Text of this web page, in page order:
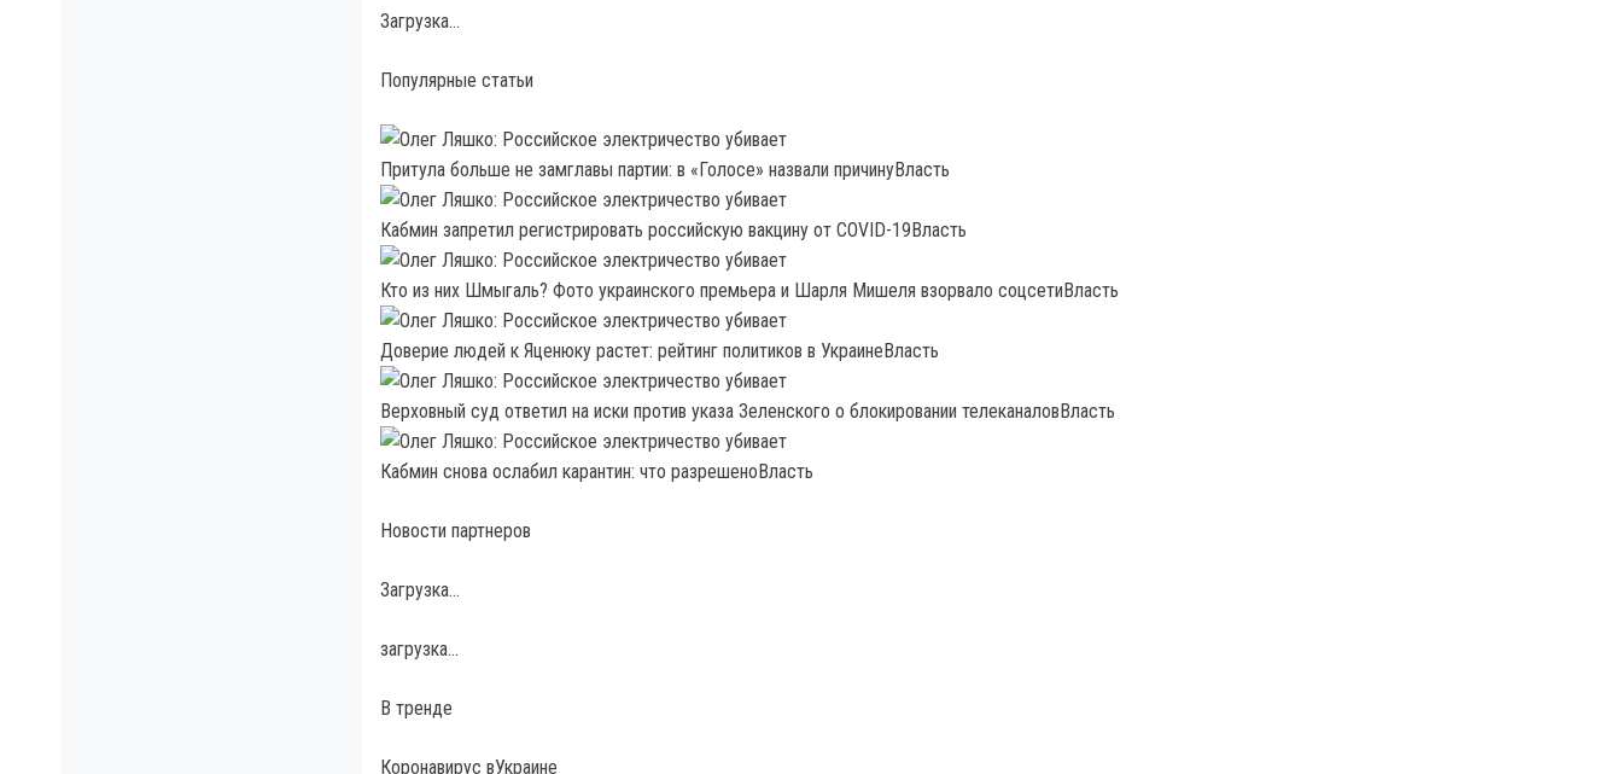
Загрузка…
Популярные статьи
Притула больше не замглавы партии: в «Голосе» назвали причинуВласть
Кабмин запретил регистрировать российскую вакцину от COVID-19Власть
Кто из них Шмыгаль? Фото украинского премьера и Шарля Мишеля взорвало соцсетиВласть
Доверие людей к Яценюку растет: рейтинг политиков в УкраинеВласть
Верховный суд ответил на иски против указа Зеленского о блокировании телеканаловВласть
Кабмин снова ослабил карантин: что разрешеноВласть
Новости партнеров
Загрузка…
загрузка…
В тренде
Коронавирус вУкраине